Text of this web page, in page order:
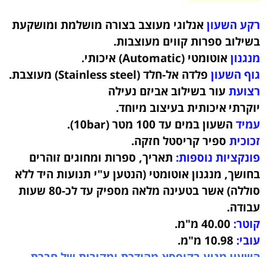
רקע השעוןאנלוגי מעוצב בצורה מושלמת ומושקעת
בשילוב ספרות קווים מעוצבות.
מנגנוןאוטומטי (Automatic) איכותי.
גוף השעון פלדה אל-חלד (Stainless steel) מעוצבת.
רצועת עור בשילוב אביזם נעילה
יוקרתיאיכותית בעיצוב מיוחד.
עמיד השעון במים עד 100 מטר (10bar)
.
זכוכית ספיר קריסטל חזקה.
פונקציות נוספות: תאריך, ספרות ומחוגים זוהרים
בחושך, מנגנון אוטומטי (הנטען ע"י תנועות היד ללא
סוללה) אשר בטעינה מלאה מספיק עד לכ-80 שעות
עבודה.
קוטר: 40.00 מ"מ.
עובי: 10.98 מ"מ.